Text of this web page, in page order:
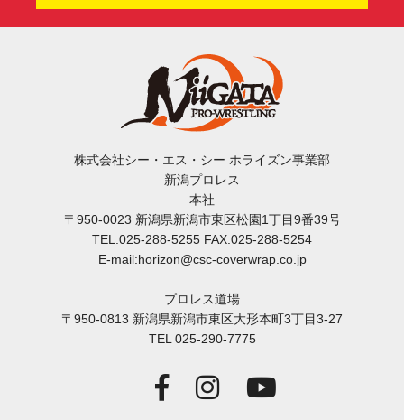
株式会社シー・エス・シー ホライズン事業部
新潟プロレス
本社
〒950-0023 新潟県新潟市東区松園1丁目9番39号
TEL:025-288-5255 FAX:025-288-5254
E-mail:horizon@csc-coverwrap.co.jp
プロレス道場
〒950-0813 新潟県新潟市東区大形本町3丁目3-27
TEL 025-290-7775